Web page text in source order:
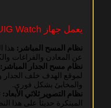
يعمل جهاز UIG Watch بثلاث انظمة مسح وتصوير متطورة:
نظام المسح المباشر: هذا
عن المعادن والفراغات
نظام مسح الجدار المباشر:
لموقع الهدف خلف الجدار
والمخابئ بشكل فوري.
نظام التصوير ثلاثي الأبعاد:
المبتكرة حديثاً على هذا